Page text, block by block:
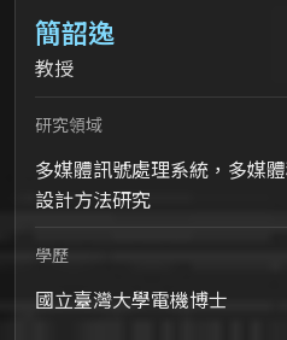
簡韶逸
教授
研究領域
多媒體訊號處理系統，多媒
設計方法研究
學歷
國立臺灣大學電機博士